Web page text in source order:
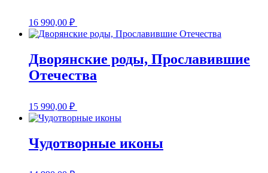
16 990,00 ₽
Дворянские роды, Прославившие
Отечества
15 990,00 ₽
Чудотворные иконы